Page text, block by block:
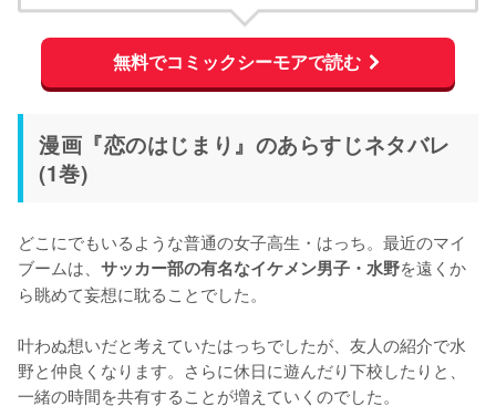
無料でコミックシーモアで読む
漫画『恋のはじまり』のあらすじネタバレ
(1巻)
どこにでもいるような普通の女子高生・はっち。最近のマイ
ブームは、 サッカー部の有名なイケメン男子・水野を遠くか
ら眺めて妄想に耽ることでした。
叶わぬ想いだと考えていたはっちでしたが、友人の紹介で水
野と仲良くなります。さらに休日に遊んだり下校したりと、
一緒の時間を共有することが増えていくのでした。